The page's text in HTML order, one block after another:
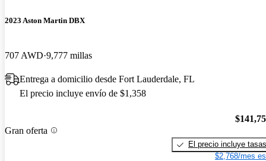
2023 Aston Martin DBX
707 AWD 9,777 millas
Entrega a domicilio desde Fort Lauderdale, FL
El precio incluye envío de $1,358
Gran oferta
El precio incluye tasas
$2,768/mes